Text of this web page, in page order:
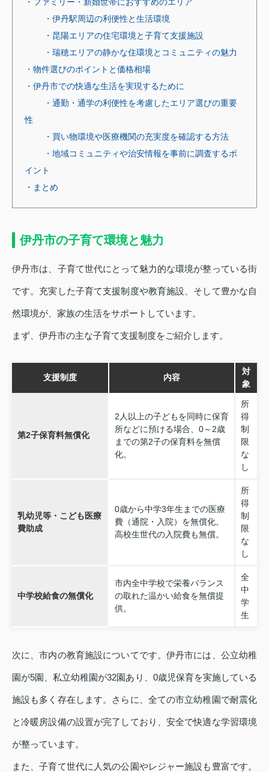
・伊丹駅周辺の利便性と生活環境
・昆陽エリアの住宅環境と子育て支援施設
・瑞穂エリアの静かな住環境とコミュニティの魅力
・物件選びのポイントと価格相場
・伊丹市での快適な生活を実現するために
・通勤・通学の利便性を考慮したエリア選びの重要
性
・買い物環境や医療機関の充実度を確認する方法
・地域コミュニティや治安情報を事前に調査するポ
イント
・まとめ
伊丹市の子育て環境と魅力
伊丹市は、子育て世代にとって魅力的な環境が整っている街
です。充実した子育て支援制度や教育施設、そして豊かな自
然環境が、家族の生活をサポートしています。
まず、伊丹市の主な子育て支援制度をご紹介します。
支援制度 内容
対
象
第2子保育料無償化
2人以上の子どもを同時に保育
所などに預ける場合、0～2歳
までの第2子の保育料を無償
化。
所
得
制
限
な
し
乳幼児等・こども医療
費助成
0歳から中学3年生までの医療
費（通院・入院）を無償化。
高校生世代の入院費も無償。
所
得
制
限
な
し
中学校給食の無償化
市内全中学校で栄養バランス
の取れた温かい給食を無償提
供。
全
中
学
生
次に、市内の教育施設についてです。伊丹市には、公立幼稚
園が5園、私立幼稚園が32園あり、0歳児保育を実施している
施設も多く存在します。さらに、全ての市立幼稚園で耐震化
と冷暖房設備の設置が完了しており、安全で快適な学習環境
が整っています。
また、子育て世代に人気の公園やレジャー施設も豊富です。